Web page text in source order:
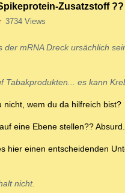
Zusatzstoff
3734 Views
der mRNA Dreck ursächlich
Tabakprodukten... es kann
nicht, wem du da hilfreich bist?
eine Ebene stellen?? Absurd.
hier einen entscheidenden
nicht.